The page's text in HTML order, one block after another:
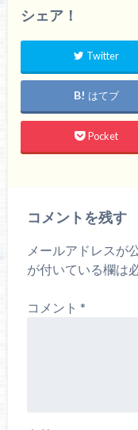
シェア！
Twitter
はてブ
Pocket
コメントを残す
メールアドレスが
が付いている欄は
コメント *